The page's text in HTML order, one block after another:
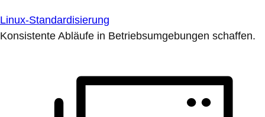
Linux-Standardisierung
Konsistente Abläufe in Betriebsumgebungen schaffen.